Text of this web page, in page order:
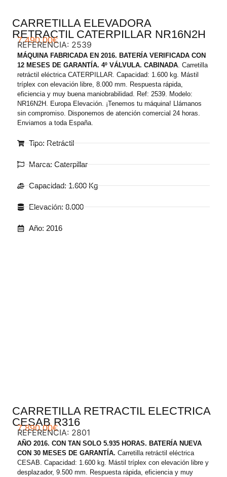
CARRETILLA ELEVADORA
RETRACTIL CATERPILLAR NR16N2H
7.490,00€
REFERENCIA: 2539
MÁQUINA FABRICADA EN 2016. BATERÍA VERIFICADA CON
12 MESES DE GARANTÍA. 4º VÁLVULA. CABINADA . Carretilla
retráctil eléctrica CATERPILLAR. Capacidad: 1.600 kg. Mástil
tríplex con elevación libre, 8.000 mm. Respuesta rápida,
eficiencia y muy buena maniobrabilidad. Ref: 2539. Modelo:
NR16N2H. Europa Elevación. ¡Tenemos tu máquina! Llámanos
sin compromiso. Disponemos de atención comercial 24 horas.
Enviamos a toda España.
Tipo: Retráctil
Marca: Caterpillar
Capacidad: 1.600 Kg
Elevación: 8.000
Año: 2016
CARRETILLA RETRACTIL ELECTRICA
CESAB R316
7.890,00€
REFERENCIA: 2801
AÑO 2016. CON TAN SOLO 5.935 HORAS. BATERÍA NUEVA
CON 30 MESES DE GARANTÍA. Carretilla retráctil eléctrica
CESAB. Capacidad: 1.600 kg. Mástil tríplex con elevación libre y
desplazador, 9.500 mm. Respuesta rápida, eficiencia y muy